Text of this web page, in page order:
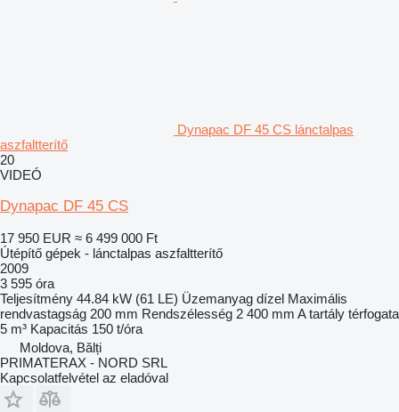
Dynapac DF 45 CS lánctalpas
aszfaltterítő
20
VIDEÓ
Dynapac DF 45 CS
17 950 EUR ≈ 6 499 000 Ft
Útépítő gépek - lánctalpas aszfaltterítő
2009
3 595 óra
Teljesítmény 44.84 kW (61 LE) Üzemanyag dízel Maximális
rendvastagság 200 mm Rendszélesség 2 400 mm A tartály térfogata
5 m³ Kapacitás 150 t/óra
Moldova, Bălți
PRIMATERAX - NORD SRL
Kapcsolatfelvétel az eladóval